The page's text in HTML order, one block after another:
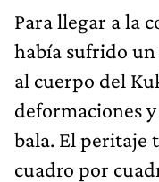
Para llegar a la
había sufrido
al cuerpo del
deformaciones
bala. El peritaje
cuadro por